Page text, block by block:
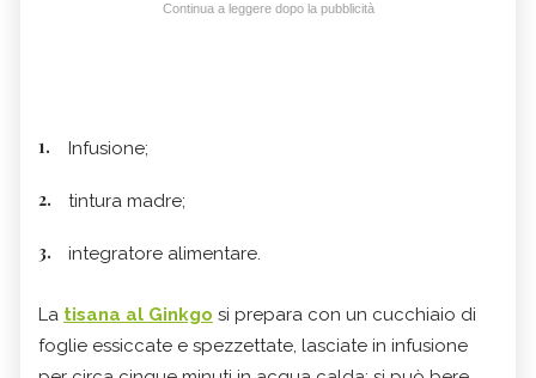
Continua a leggere dopo la pubblicità
Infusione;
tintura madre;
integratore alimentare.
La tisana al Ginkgo si prepara con un cucchiaio di
foglie essiccate e spezzettate, lasciate in infusione